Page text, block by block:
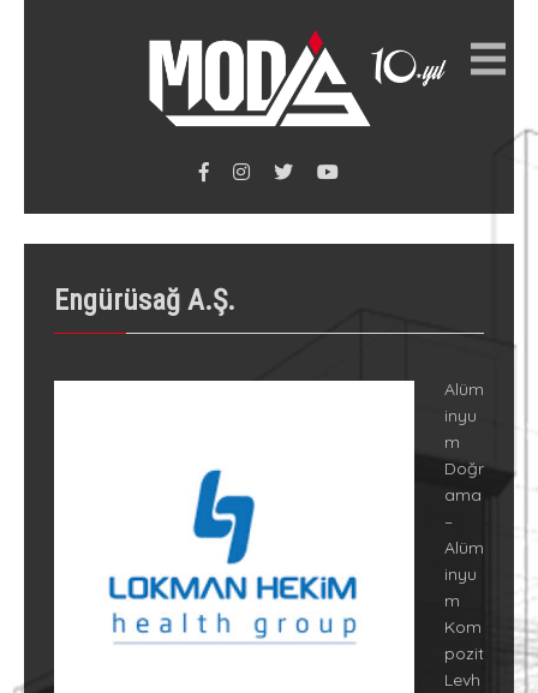
Engürüsağ A.Ş.
Alüm
inyu
m
Doğr
ama
–
Alüm
inyu
m
Kom
pozit
Levh